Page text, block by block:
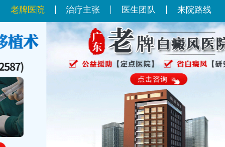
老牌医院
治疗主张 医生团队 来院路线